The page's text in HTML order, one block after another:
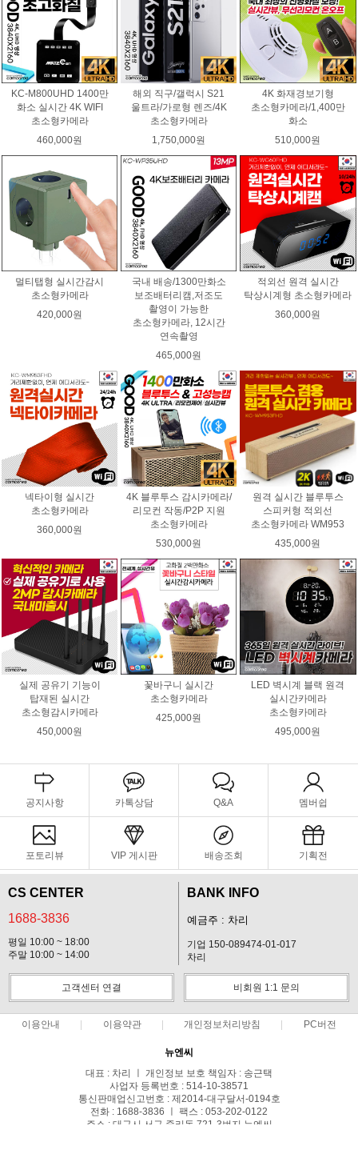
KC-M800UHD 1400만
화소 실시간 4K WIFI
초소형카메라
460,000원
해외 직구/갤럭시 S21
울트라/가로형 렌즈/4K
초소형카메라
1,750,000원
4K 화재경보기형
초소형카메라/1,400만
화소
510,000원
멀티탭형 실시간감시
초소형카메라
420,000원
국내 배송/1300만화소
보조배터리캠,저조도
촬영이 가능한
초소형카메라, 12시간
연속촬영
465,000원
적외선 원격 실시간
탁상시계형 초소형카메라
360,000원
넥타이형 실시간
초소형카메라
360,000원
4K 블루투스 감시카메라/
리모컨 작동/P2P 지원
초소형카메라
530,000원
원격 실시간 블루투스
스피커형 적외선
초소형카메라 WM953
435,000원
실제 공유기 기능이
탑재된 실시간
초소형감시카메라
450,000원
꽃바구니 실시간
초소형카메라
425,000원
LED 벽시계 블랙 원격
실시간카메라
초소형카메라
495,000원
공지사항 카톡상담 Q&A 멤버쉽
포토리뷰 VIP 게시판 배송조회 기획전
CS CENTER
1688-3836
평일 10:00 ~ 18:00
주말 10:00 ~ 14:00
BANK INFO
예금주 : 차리
기업 150-089474-01-017
차리
고객센터 연결 비회원 1:1 문의
이용안내 이용약관 개인정보처리방침 PC버전
뉴엔씨
대표 : 차리 ㅣ 개인정보 보호 책임자 : 송근택
사업자 등록번호 : 514-10-38571
통신판매업신고번호 : 제2014-대구달서-0194호
전화 : 1688-3836 ㅣ 팩스 : 053-202-0122
주소 : 대구시 서구 중리동 721-3번지 뉴엔씨